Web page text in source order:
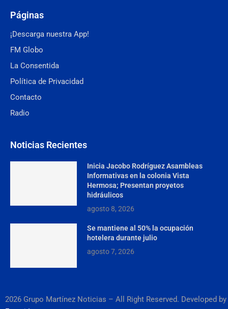
Páginas
¡Descarga nuestra App!
FM Globo
La Consentida
Política de Privacidad
Contacto
Radio
Noticias Recientes
Inicia Jacobo Rodríguez Asambleas
Informativas en la colonia Vista
Hermosa; Presentan proyetos
hidráulicos
agosto 8, 2026
Se mantiene al 50% la ocupación
hotelera durante julio
agosto 7, 2026
2026 Grupo Martínez Noticias – All Right Reserved. Developed by